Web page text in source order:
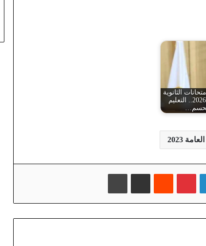
الثانوية
العامة 2026.. التعليم
2023
لينكدإن بينتيريست مشاركة عبر البريد